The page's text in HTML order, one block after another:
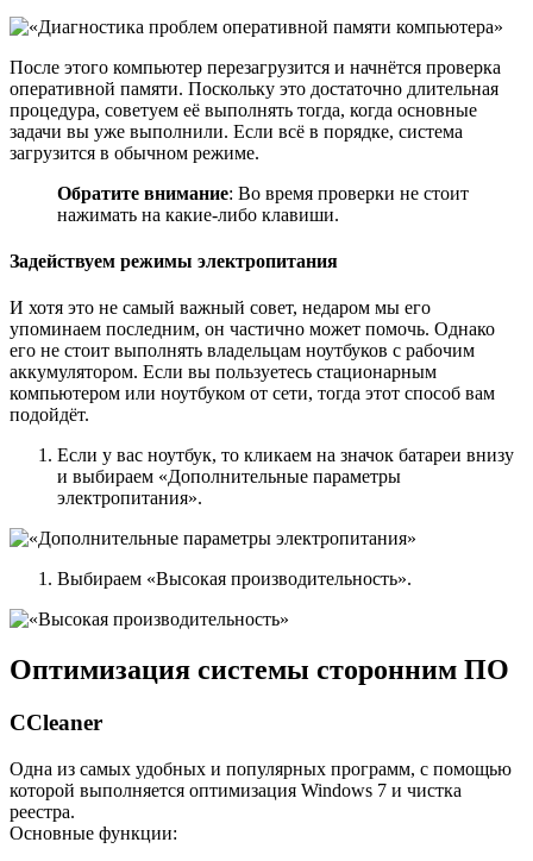
После этого компьютер перезагрузится и начнётся проверка
оперативной памяти. Поскольку это достаточно длительная
процедура, советуем её выполнять тогда, когда основные
задачи вы уже выполнили. Если всё в порядке, система
загрузится в обычном режиме.
Обратите внимание: Во время проверки не стоит
нажимать на какие-либо клавиши.
Задействуем режимы электропитания
И хотя это не самый важный совет, недаром мы его
упоминаем последним, он частично может помочь. Однако
его не стоит выполнять владельцам ноутбуков с рабочим
аккумулятором. Если вы пользуетесь стационарным
компьютером или ноутбуком от сети, тогда этот способ вам
подойдёт.
Если у вас ноутбук, то кликаем на значок батареи внизу
и выбираем «Дополнительные параметры
электропитания».
Выбираем «Высокая производительность».
Оптимизация системы сторонним ПО
CCleaner
Одна из самых удобных и популярных программ, с помощью
которой выполняется оптимизация Windows 7 и чистка
реестра.
Основные функции: